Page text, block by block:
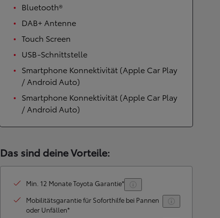
Bluetooth®
DAB+ Antenne
Touch Screen
USB-Schnittstelle
Smartphone Konnektivität (Apple Car Play
/ Android Auto)
Smartphone Konnektivität (Apple Car Play
/ Android Auto)
Das sind deine Vorteile:
Min. 12 Monate Toyota Garantie*
Mobilitätsgarantie für Soforthilfe bei Pannen
oder Unfällen*